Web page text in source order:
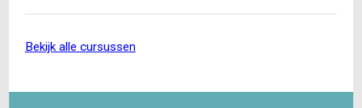
bekijk alle cursussen